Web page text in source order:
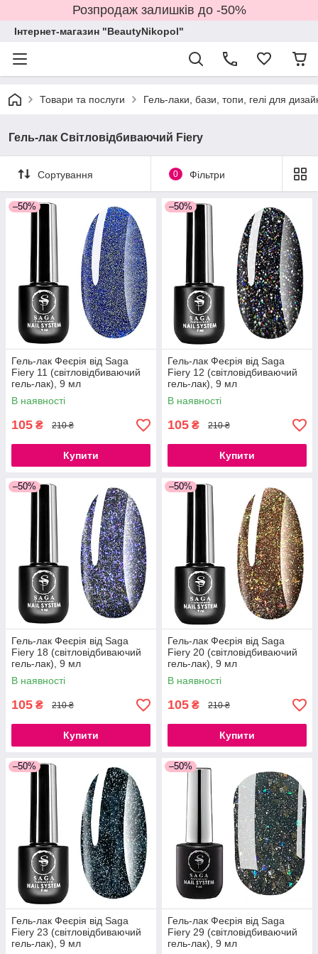
Розпродаж залишків до -50%
Інтернет-магазин "BeautyNikopol"
Товари та послуги Гель-лаки, бази, топи, гелі для
Гель-лак Світловідбиваючий Fiery
Сортування 0 Фільтри
–50%
Гель-лак Феєрія від Saga
Fiery 11 (світловідбиваючий
гель-лак), 9 мл
В наявності
105 ₴ 210 ₴
Купити
–50%
Гель-лак Феєрія від Saga
Fiery 12 (світловідбиваючий
гель-лак), 9 мл
В наявності
105 ₴ 210 ₴
Купити
–50%
Гель-лак Феєрія від Saga
Fiery 18 (світловідбиваючий
гель-лак), 9 мл
В наявності
105 ₴ 210 ₴
Купити
–50%
Гель-лак Феєрія від Saga
Fiery 20 (світловідбиваючий
гель-лак), 9 мл
В наявності
105 ₴ 210 ₴
Купити
–50%
Гель-лак Феєрія від Saga
Fiery 23 (світловідбиваючий
гель-лак), 9 мл
–50%
Гель-лак Феєрія від Saga
Fiery 29 (світловідбиваючий
гель-лак), 9 мл